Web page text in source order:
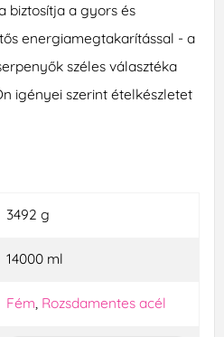
biztosítja a gyors és
energiamegtakarítással - a
széles választéka
igényei szerint ételkészletet
3492 g
14000 ml
Fém, Rozsdamentes acél